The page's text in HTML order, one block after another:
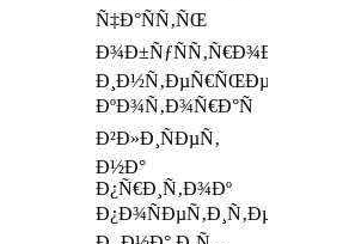
Ñ‡Ð°ÑÑ‚ÑŒ
Ð¾Ð±ÑƒÑÑ‚Ñ€Ð¾Ð¹ÑÑ‚Ð²Ð°
Ð¸Ð½Ñ‚ÐµÑ€ÑŒÐµÑ€Ð°,
ÐºÐ¾Ñ‚Ð¾Ñ€Ð°Ñ
Ð²Ð»Ð¸ÑÐµÑ‚
Ð½Ð°
Ð¿Ñ€Ð¸Ñ‚Ð¾Ðº
Ð¿Ð¾ÑÐµÑ‚Ð¸Ñ‚ÐµÐ»ÐµÐ¹